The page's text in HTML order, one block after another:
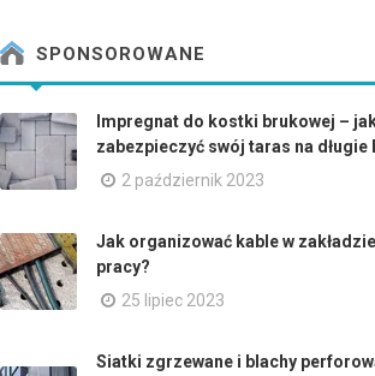
SPONSOROWANE
Impregnat do kostki brukowej –
zabezpieczyć swój taras na długie
2 październik 2023
Jak organizować kable w zakładzie
pracy?
25 lipiec 2023
Siatki zgrzewane i blachy